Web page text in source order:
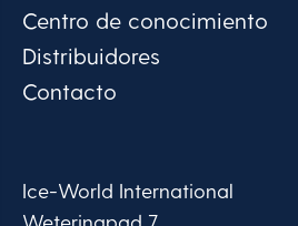
Centro de conocimiento
Distribuidores
Contacto
Ice-World International
Weteringpad 7